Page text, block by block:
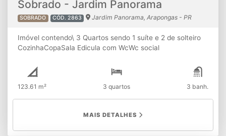
Sobrado - Jardim Panorama
SOBRADO CÓD. 2863 Jardim Panorama, Arapongas - PR
Imóvel contendo\ 3 Quartos sendo 1 suíte e 2 de solteiro
CozinhaCopaSala Edicula com WcWc social
123.61 m² 3 quartos 3 banh.
MAIS DETALHES